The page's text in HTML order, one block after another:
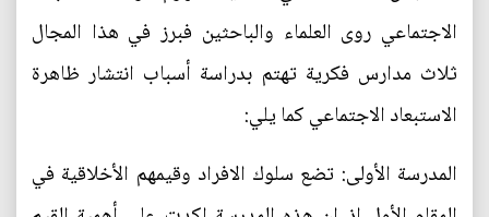
الاجتماعي روى العلماء والباحثين فبرز في هذا المجال
ثلاث مدارس فكرية تهتم بدراسة أسباب انتشار ظاهرة
الاستبعاد الاجتماعي كما يلي:
المدرسة الأولى: تضع سلوك الافراد وقيمهم الأخلاقية في